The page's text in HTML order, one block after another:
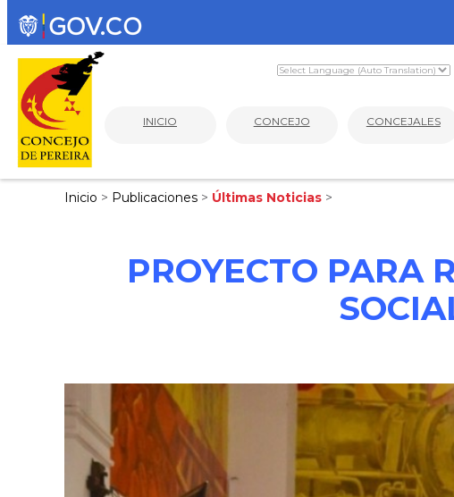
INICIO CONCEJO CONCEJALES
Inicio > Publicaciones > Últimas Noticias >
PROYECTO PARA